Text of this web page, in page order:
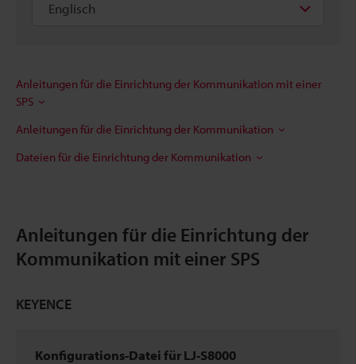
Anleitungen für die Einrichtung der Kommunikation mit einer
SPS
Anleitungen für die Einrichtung der Kommunikation
Dateien für die Einrichtung der Kommunikation
Anleitungen für die Einrichtung der
Kommunikation mit einer SPS
KEYENCE
Konfigurations-Datei für LJ-S8000